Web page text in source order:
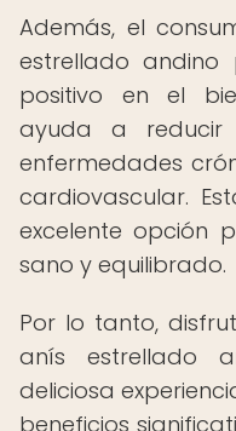
Además, el
estrellado
positivo en el
ayuda a reducir
enfermedades
cardiovascular.
excelente opción
sano y equilibrado.
Por lo tanto,
anís estrellado
deliciosa
beneficios